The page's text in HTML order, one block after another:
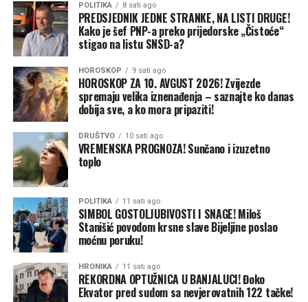
POLITIKA 8 sati ago
PREDSJEDNIK JEDNE STRANKE, NA LISTI DRUGE!
Kako je šef PNP-a preko prijedorske „Čistoće“
stigao na listu SNSD-a?
HOROSKOP 9 sati ago
HOROSKOP ZA 10. AVGUST 2026! Zvijezde
spremaju velika iznenađenja – saznajte ko danas
dobija sve, a ko mora pripaziti!
DRUŠTVO 10 sati ago
VREMENSKA PROGNOZA! Sunčano i izuzetno
toplo
POLITIKA 11 sati ago
SIMBOL GOSTOLJUBIVOSTI I SNAGE! Miloš
Stanišić povodom krsne slave Bijeljine poslao
moćnu poruku!
HRONIKA 11 sati ago
REKORDNA OPTUŽNICA U BANJALUCI! Đoko
Ekvator pred sudom sa nevjerovatnih 122 tačke!